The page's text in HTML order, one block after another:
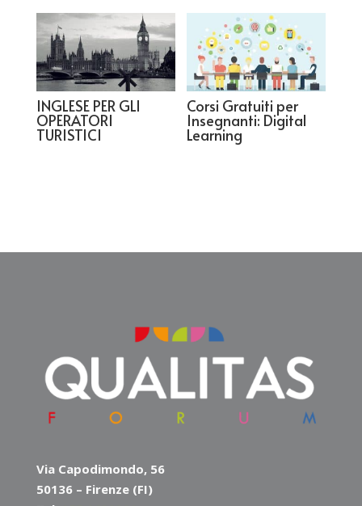
INGLESE PER GLI
OPERATORI
TURISTICI
Corsi Gratuiti per
Insegnanti: Digital
Learning
Via Capodimondo, 56
50136 – Firenze (FI)